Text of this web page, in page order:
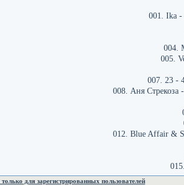
001. Ika
004.
005.
007. 23 -
008. Аня
012. Blue Affair &
для зарегистрированных пользователей